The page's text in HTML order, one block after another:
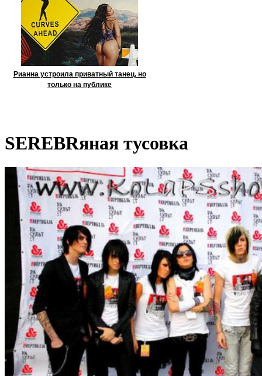
Рианна устроила приватный танец, но
только на публике
SEREBRяная тусовка